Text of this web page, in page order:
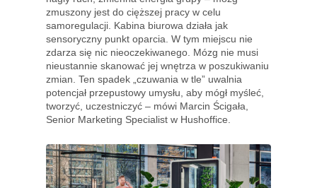
zmuszony jest do cięższej pracy w celu
samoregulacji. Kabina biurowa działa jak
sensoryczny punkt oparcia. W tym miejscu nie
zdarza się nic nieoczekiwanego. Mózg nie musi
nieustannie skanować jej wnętrza w poszukiwaniu
zmian. Ten spadek „czuwania w tle” uwalnia
potencjał przepustowy umysłu, aby mógł myśleć,
tworzyć, uczestniczyć – mówi Marcin Ścigała,
Senior Marketing Specialist w Hushoffice.